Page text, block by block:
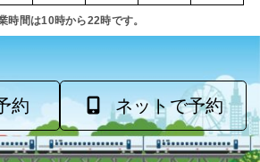
時間は10時から22時です。
約 ネットで予約